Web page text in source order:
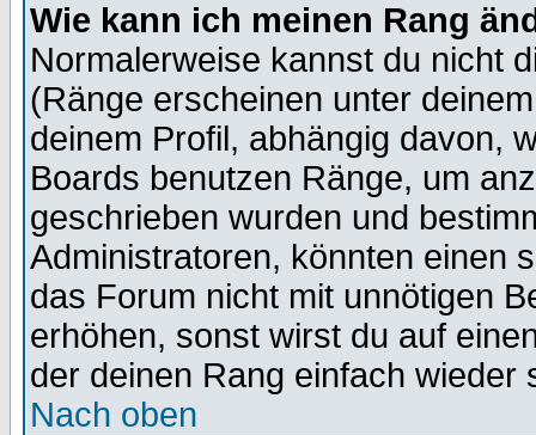
Wie kann ich meinen Rang
Normalerweise kannst du nicht
(Ränge erscheinen unter
deinem Profil, abhängig davon,
Boards benutzen Ränge, um
geschrieben wurden und
Administratoren, könnten einen
das Forum nicht mit unnötigen
erhöhen, sonst wirst du auf
der deinen Rang einfach wieder
Nach oben